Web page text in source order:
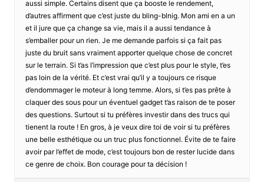
aussi simple. Certains disent que ça booste le rendement,
d’autres affirment que c’est juste du bling-blnig. Mon ami en a un
et il jure que ça change sa vie, mais il a aussi tendance à
s’emballer pour un rien. Je me demande parfois si ça fait pas
juste du bruit sans vraiment apporter quelque chose de concret
sur le terrain. Si t’as l’impression que c’est plus pour le style, t’es
pas loin de la vérité. Et c’est vrai qu’il y a toujours ce risque
d’endommager le moteur à long temme. Alors, si t’es pas prête à
claquer des sous pour un éventuel gadget t’as raison de te poser
des questions. Surtout si tu préfères investir dans des trucs qui
tienent la route ! En gros, à je veux dire toi de voir si tu préfères
une belle esthétique ou un truc plus fonctionnel. Évite de te faire
avoir par l’effet de mode, c’est toujours bon de rester lucide dans
ce genre de choix. Bon courage pour ta décision !